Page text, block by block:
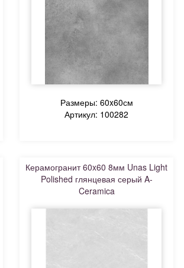
Размеры: 60x60см
Артикул: 100282
Керамогранит 60x60 8мм Unas Light
Polished глянцевая серый A-
Ceramica